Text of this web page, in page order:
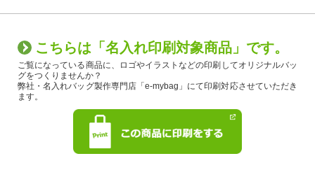
こちらは「名入れ印刷対象商品」です。
ご覧になっている商品に、ロゴやイラストなどの印刷してオリジナルバッ
グをつくりませんか？
弊社・名入れバッグ製作専門店「e-mybag」にて印刷対応させていただき
ます。